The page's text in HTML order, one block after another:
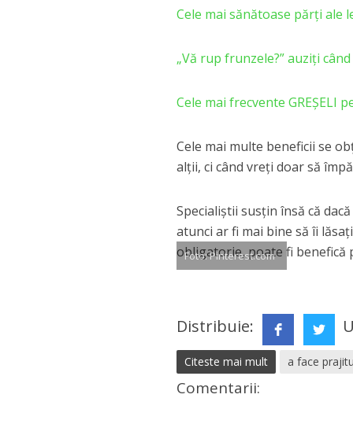
Cele mai sănătoase părți ale
„Vă rup frunzele?” auziți
Cele mai frecvente GREȘELI
Cele mai multe beneficii se
alţii, ci când vreţi doar să
Specialiştii susţin însă că
atunci ar fi mai bine să îi
obligatorie, poate fi benefică
Foto: Pinterest.com
Distribuie:
Citeste mai mult a face
Comentarii: